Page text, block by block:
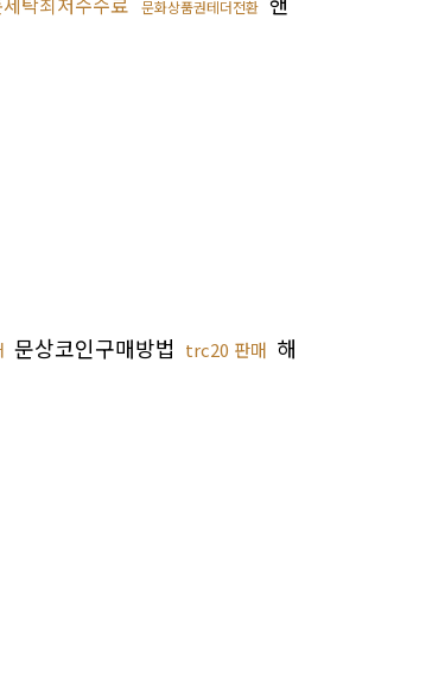
문화상품권테더전환
문상코인구매방법 trc20 판매 해